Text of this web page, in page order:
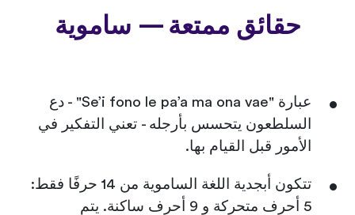
حقائق ممتعة — ساموية
عبارة "Se’i fono le pa’a ma ona vae" - دع
السلطعون يتحسس بأرجله - تعني التفكير في
الأمور قبل القيام بها.
تتكون أبجدية اللغة الساموية من 14 حرفًا فقط:
5 أحرف متحركة و 9 أحرف ساكنة. يتم